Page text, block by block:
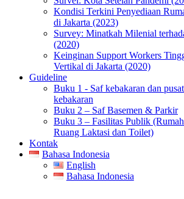
Kondisi Terkini Penyediaan
di Jakarta (2023)
Survey: Minatkah Milenial
(2020)
Keinginan Support Workers
Vertikal di Jakarta (2020)
Guideline
Buku 1 - Saf kebakaran dan
kebakaran
Buku 2 – Saf Basemen & Parkir
Buku 3 – Fasilitas Publik
Ruang Laktasi dan Toilet)
Kontak
Bahasa Indonesia
English
Bahasa Indonesia